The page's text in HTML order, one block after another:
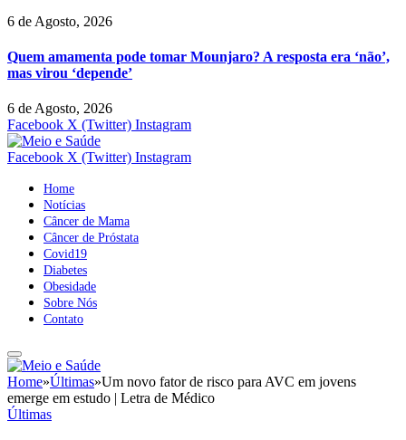
6 de Agosto, 2026
Quem amamenta pode tomar Mounjaro? A resposta era ‘não’,
mas virou ‘depende’
6 de Agosto, 2026
Facebook X (Twitter) Instagram
Facebook X (Twitter) Instagram
Home
Notícias
Câncer de Mama
Câncer de Próstata
Covid19
Diabetes
Obesidade
Sobre Nós
Contato
Home»Últimas»Um novo fator de risco para AVC em jovens
emerge em estudo | Letra de Médico
Últimas